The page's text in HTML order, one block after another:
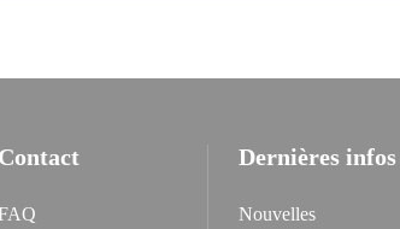
Contact Dernières infos
Nouvelles